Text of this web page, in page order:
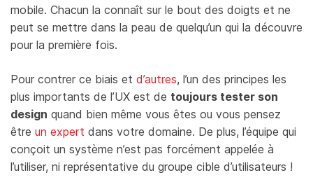
mobile. Chacun la connaît sur le bout des doigts et ne
peut se mettre dans la peau de quelqu’un qui la découvre
pour la première fois.
Pour contrer ce biais et d’autres, l’un des principes les
plus importants de l’UX est de toujours tester son
design quand bien même vous êtes ou vous pensez
être un expert dans votre domaine. De plus, l’équipe qui
conçoit un système n’est pas forcément appelée à
l’utiliser, ni représentative du groupe cible d’utilisateurs !